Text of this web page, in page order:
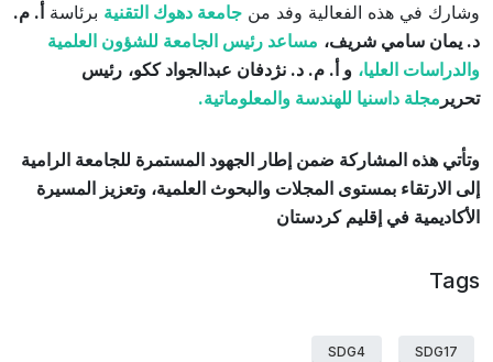
وشارك في هذه الفعالية وفد من جامعة دهوك التقنية برئاسة أ. م.
د. يمان سامي شريف، مساعد رئيس الجامعة للشؤون العلمية
والدراسات العليا، و أ. م. د. نژدفان عبدالجواد ككو، رئيس
تحرير مجلة داسنيا للهندسة والمعلوماتية.
وتأتي هذه المشاركة ضمن إطار الجهود المستمرة للجامعة الرامية
إلى الارتقاء بمستوى المجلات والبحوث العلمية، وتعزيز المسيرة
الأكاديمية في إقليم كردستان
Tags
SDG17
SDG4